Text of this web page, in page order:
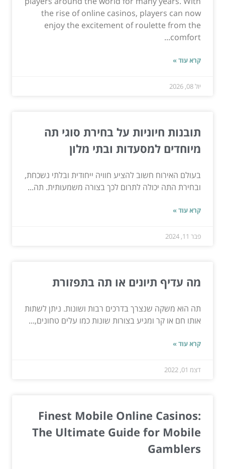
the rise of online casinos, players can now
enjoy the excitement of roulette from the
comfort...
קרא עוד »
יול 08, 2026
תובנות חיוניות על בחירת סוגי תה
מיוחדים למסעדות ובתי מלון
בעולם האירוח חשוב להציע חוויה ייחודית ובלתי נשכחת,
ובחירת התה יכולה לתרום לכך בצורה משמעותית. תה...
קרא עוד »
פבר 11, 2024
מה עדיף תיונים או תה בתפזורת
תה הוא משקה שנצרך בדרכים רבות ושונות. ניתן לשתות
אותו חם או קר ומגיע בצורות שונות כמו עלים טחונים,...
קרא עוד »
דצמ 01, 2022
Finest Mobile Online Casinos:
The Ultimate Guide for Mobile
Gamblers